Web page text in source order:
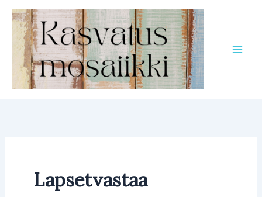
Siirry
sisältöön
Lapsetvastaa